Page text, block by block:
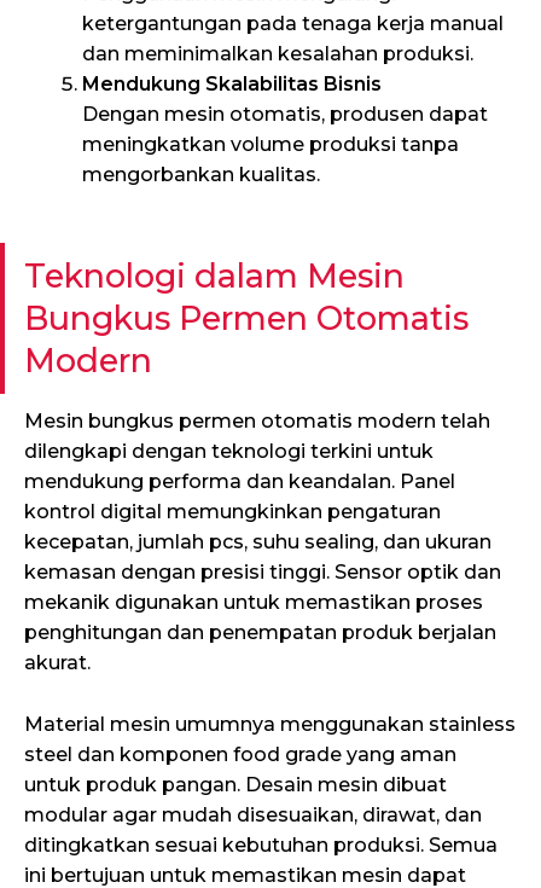
ketergantungan pada tenaga kerja manual
dan meminimalkan kesalahan produksi.
Mendukung Skalabilitas Bisnis
Dengan mesin otomatis, produsen dapat
meningkatkan volume produksi tanpa
mengorbankan kualitas.
Teknologi dalam Mesin
Bungkus Permen Otomatis
Modern
Mesin bungkus permen otomatis modern telah
dilengkapi dengan teknologi terkini untuk
mendukung performa dan keandalan. Panel
kontrol digital memungkinkan pengaturan
kecepatan, jumlah pcs, suhu sealing, dan ukuran
kemasan dengan presisi tinggi. Sensor optik dan
mekanik digunakan untuk memastikan proses
penghitungan dan penempatan produk berjalan
akurat.
Material mesin umumnya menggunakan stainless
steel dan komponen food grade yang aman
untuk produk pangan. Desain mesin dibuat
modular agar mudah disesuaikan, dirawat, dan
ditingkatkan sesuai kebutuhan produksi. Semua
ini bertujuan untuk memastikan mesin dapat